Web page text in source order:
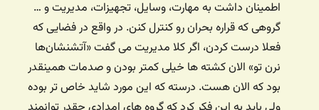
اطمینان داشت به مهارت، وسایل، تجهیزات، مدیریت و …
گروهی که قراره بحران رو کنترل کنن. در واقع در فضایی که
فعلا درست کردن، اگر کلا مدیریت می گفت «آتشنشان‌ها
نرن تو» الان کشته ها خیلی کمتر بودن و صدمات همینقدر
بود که الان هست. درسته که این مورد شاید خاص تر بوده